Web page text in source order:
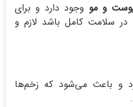
و مو وجود دارد و برای
سلامت کامل باشد لازم و
و باعث می‌شود که زخم‌ها